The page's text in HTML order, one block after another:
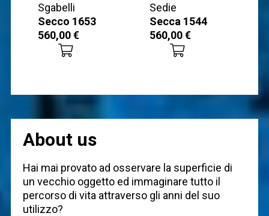
Sgabelli
Secco 1653
560,00€
Sedie
Secca 1544
560,00€
About us
Hai mai provato ad osservare la superficie di
un vecchio oggetto ed immaginare tutto il
percorso di vita attraverso gli anni del suo
utilizzo?